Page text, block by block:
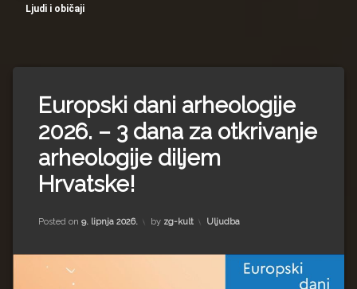
Impressum
Milenko Strižak
Ljiljana Lekanić-Kljaić
Željko Krznarić
Mario Lovreković
Ljudi i običaji
Europski dani arheologije
2026. – 3 dana za otkrivanje
arheologije diljem
Hrvatske!
Posted on 9. lipnja 2026.
Updated on 24. lipnja 2026.
by zg-kult Kategorije:
Uljudba